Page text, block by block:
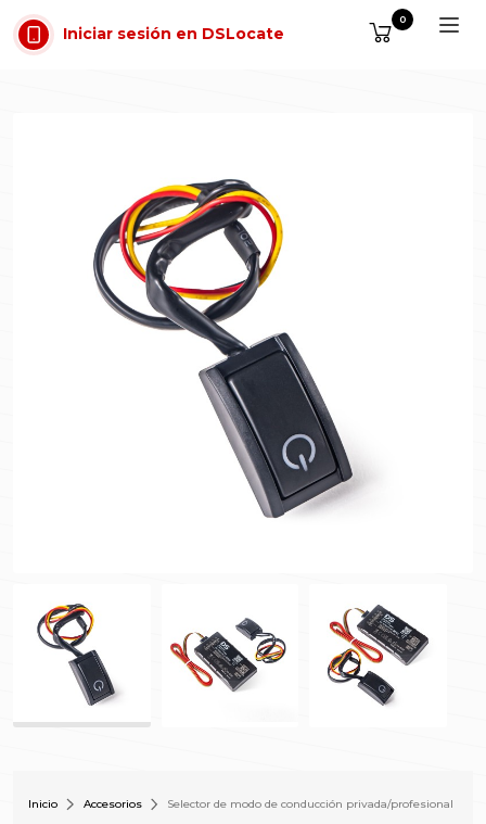
Saltar al contenido
Iniciar sesión en DSLocate
0
Inicio Accesorios Selector de modo de conducción privada/profesional